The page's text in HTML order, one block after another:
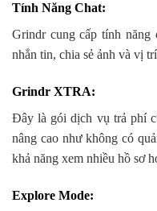
Tính Năng Chat:
Grindr cung cấp tính năng
nhắn tin, chia sẻ ảnh và vị
Grindr XTRA:
Đây là gói dịch vụ trả phí
nâng cao như không có
khả năng xem nhiều hồ sơ
Explore Mode: